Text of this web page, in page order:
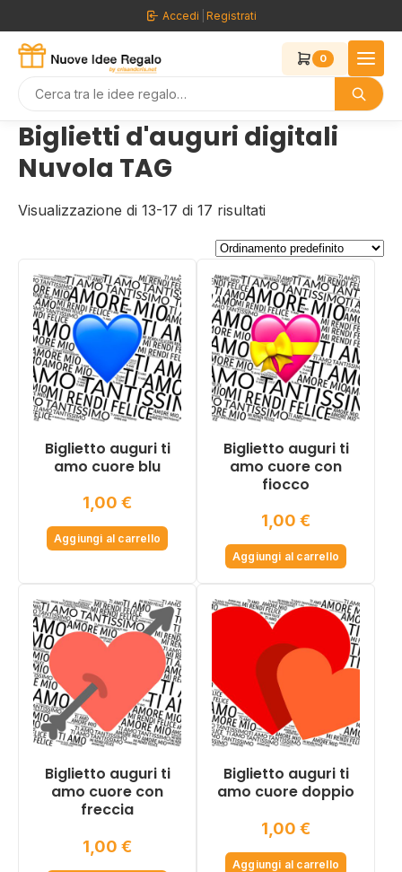
al
contenuto
Accedi Registrati
0
Biglietti d'auguri digitali
Nuvola TAG
Visualizzazione di 13-17 di 17 risultati
Biglietto auguri ti
amo cuore blu
1,00 €
Aggiungi al carrello
Biglietto auguri ti
amo cuore con
fiocco
1,00 €
Aggiungi al carrello
Biglietto auguri ti
amo cuore con
freccia
1,00 €
Biglietto auguri ti
amo cuore doppio
1,00 €
Aggiungi al carrello